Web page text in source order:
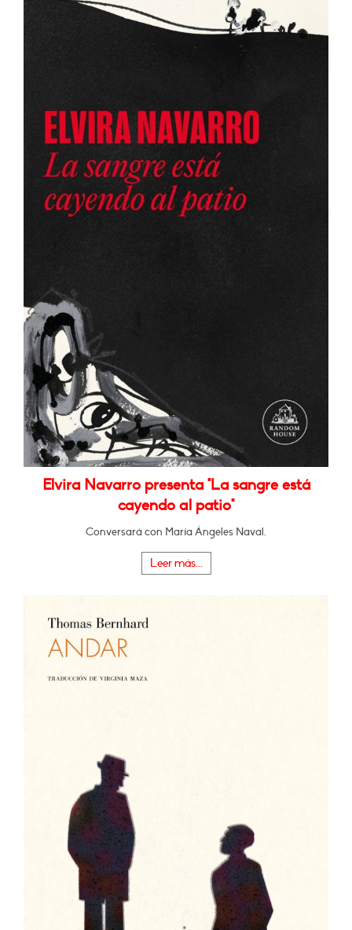
Elvira Navarro presenta "La sangre está
cayendo al patio"
Conversará con María Ángeles Naval.
Leer más...